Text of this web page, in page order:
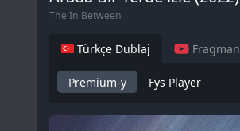
The In Between
Türkçe Dublaj Fragman
Premium-y Fys Player